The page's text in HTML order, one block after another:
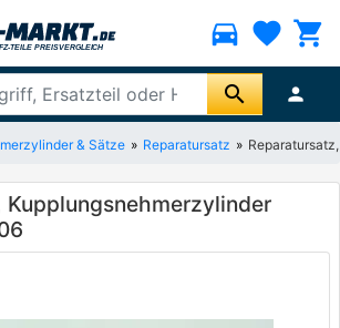
directions_car favorite shopping_cart
search person
& Sätze Reparatursatz
Kupplungsnehmerzylinder